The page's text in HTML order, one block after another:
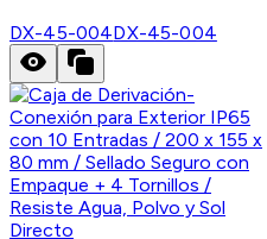
DX-45-004DX-45-004